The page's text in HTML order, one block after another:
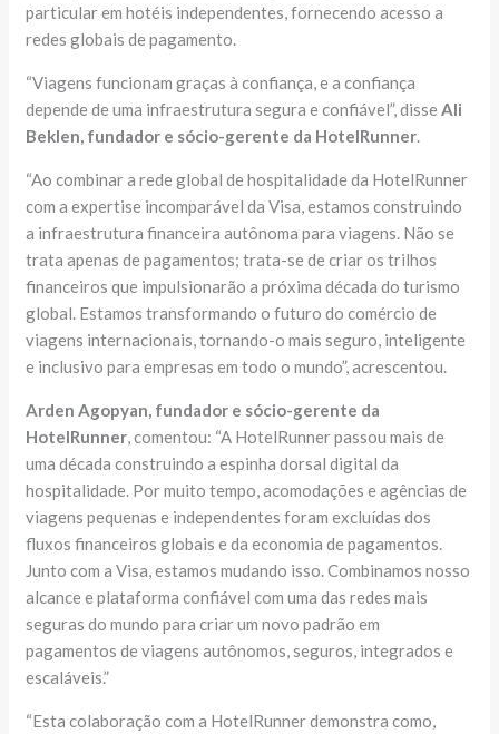
particular em hotéis independentes, fornecendo acesso a
redes globais de pagamento.
“Viagens funcionam graças à confiança, e a confiança
depende de uma infraestrutura segura e confiável”, disseAli
Beklen, fundador e sócio-gerente da HotelRunner.
“Ao combinar a rede global de hospitalidade da HotelRunner
com a expertise incomparável da Visa, estamos construindo
a infraestrutura financeira autônoma para viagens. Não se
trata apenas de pagamentos; trata-se de criar os trilhos
financeiros que impulsionarão a próxima década do turismo
global. Estamos transformando o futuro do comércio de
viagens internacionais, tornando-o mais seguro, inteligente
e inclusivo para empresas em todo o mundo”, acrescentou.
Arden Agopyan, fundador e sócio-gerente da
HotelRunner, comentou: “A HotelRunner passou mais de
uma década construindo a espinha dorsal digital da
hospitalidade. Por muito tempo, acomodações e agências de
viagens pequenas e independentes foram excluídas dos
fluxos financeiros globais e da economia de pagamentos.
Junto com a Visa, estamos mudando isso. Combinamos nosso
alcance e plataforma confiável com uma das redes mais
seguras do mundo para criar um novo padrão em
pagamentos de viagens autônomos, seguros, integrados e
escaláveis.”
“Esta colaboração com a HotelRunner demonstra como,